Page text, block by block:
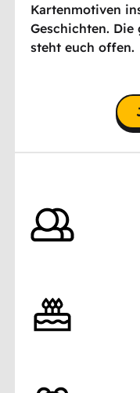
Kartenmotiven
Geschichten. Die
steht euch offen.